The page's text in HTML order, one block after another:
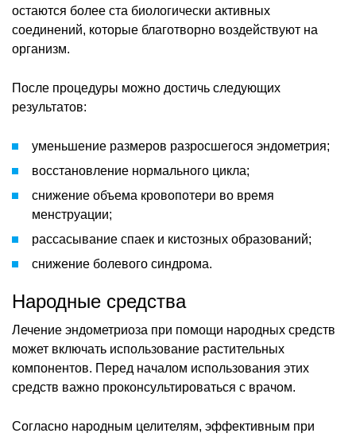
остаются более ста биологически активных
соединений, которые благотворно воздействуют на
организм.
После процедуры можно достичь следующих
результатов:
уменьшение размеров разросшегося эндометрия;
восстановление нормального цикла;
снижение объема кровопотери во время
менструации;
рассасывание спаек и кистозных образований;
снижение болевого синдрома.
Народные средства
Лечение эндометриоза при помощи народных средств
может включать использование растительных
компонентов. Перед началом использования этих
средств важно проконсультироваться с врачом.
Согласно народным целителям, эффективным при